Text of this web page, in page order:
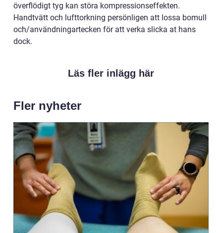
överflödigt tyg kan störa kompressionseffekten.
Handtvätt och lufttorkning persönligen att lossa bomull
och/användningartecken för att verka slicka at hans
dock.
Läs fler inlägg här
Fler nyheter